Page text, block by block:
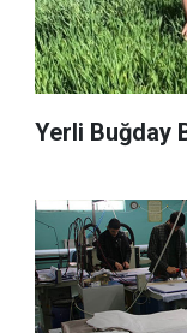
Yerli Buğday